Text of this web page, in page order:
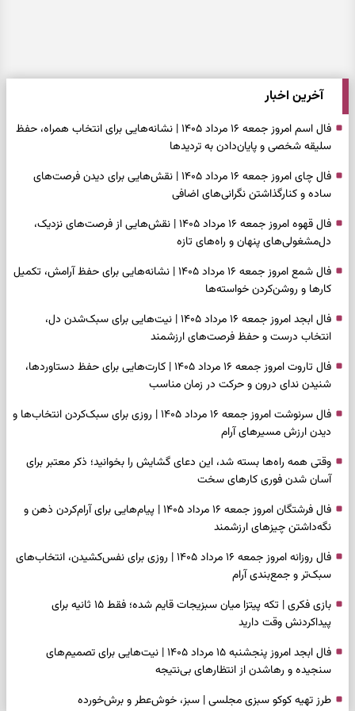
آخرین اخبار
فال اسم امروز جمعه ۱۶ مرداد ۱۴۰۵ | نشانه‌هایی برای انتخاب همراه، حفظ
سلیقه شخصی و پایان‌دادن به تردیدها
فال چای امروز جمعه ۱۶ مرداد ۱۴۰۵ | نقش‌هایی برای دیدن فرصت‌های
ساده و کنارگذاشتن نگرانی‌های اضافی
فال قهوه امروز جمعه ۱۶ مرداد ۱۴۰۵ | نقش‌هایی از فرصت‌های نزدیک،
دل‌مشغولی‌های پنهان و راه‌های تازه
فال شمع امروز جمعه ۱۶ مرداد ۱۴۰۵ | نشانه‌هایی برای حفظ آرامش، تکمیل
کارها و روشن‌کردن خواسته‌ها
فال ابجد امروز جمعه ۱۶ مرداد ۱۴۰۵ | نیت‌هایی برای سبک‌شدن دل،
انتخاب درست و حفظ فرصت‌های ارزشمند
فال تاروت امروز جمعه ۱۶ مرداد ۱۴۰۵ | کارت‌هایی برای حفظ دستاوردها،
شنیدن ندای درون و حرکت در زمان مناسب
فال سرنوشت امروز جمعه ۱۶ مرداد ۱۴۰۵ | روزی برای سبک‌کردن انتخاب‌ها و
دیدن ارزش مسیرهای آرام
وقتی همه راه‌ها بسته شد، این دعای گشایش را بخوانید؛ ذکر معتبر برای
آسان شدن فوری کارهای سخت
فال فرشتگان امروز جمعه ۱۶ مرداد ۱۴۰۵ | پیام‌هایی برای آرام‌کردن ذهن و
نگه‌داشتن چیزهای ارزشمند
فال روزانه امروز جمعه ۱۶ مرداد ۱۴۰۵ | روزی برای نفس‌کشیدن، انتخاب‌های
سبک‌تر و جمع‌بندی آرام
بازی فکری | تکه پیتزا میان سبزیجات قایم شده؛ فقط ۱۵ ثانیه برای
پیداکردنش وقت دارید
فال ابجد امروز پنجشنبه ۱۵ مرداد ۱۴۰۵ | نیت‌هایی برای تصمیم‌های
سنجیده و رهاشدن از انتظارهای بی‌نتیجه
طرز تهیه کوکو سبزی مجلسی | سبز، خوش‌عطر و برش‌خورده